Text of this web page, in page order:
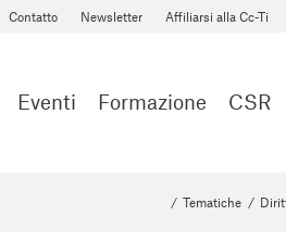
Contatto Newsletter Affiliarsi alla Cc-Ti
Eventi Formazione CSR
/ Tematiche /